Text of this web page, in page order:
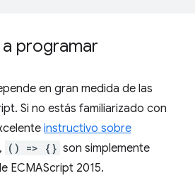
programar
en gran medida de las
Si no estás familiarizado con
instructivo sobre
() => {} son simplemente
ECMAScript 2015.